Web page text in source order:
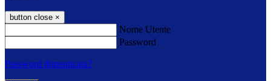
button close ×
Nome Utente
Password
Password dimenticata?